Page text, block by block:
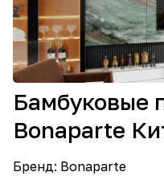
Бамбуковые
Bonaparte
Бренд: Bonaparte